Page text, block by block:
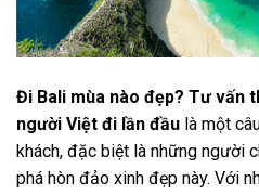
Đi Bali mùa nào đẹp? Tư vấn
người Việt đi lần đầu là một
khách, đặc biệt là những người
phá hòn đảo xinh đẹp này. Với